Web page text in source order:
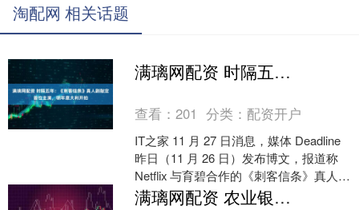
淘配网 相关话题
满璃网配资 时隔五年：《刺客信条》真人剧敲定首位主演，明年意大利开拍
查看：201 分类： 配资开户
IT之家 11 月 27 日消息，媒体 Deadline
昨日（11 月 26 日）发布博文，报道称
Netflix 与育碧合作的《刺客信条》真人剧
集项目正式官....
满璃网配资 农业银行：高级管理人员离任